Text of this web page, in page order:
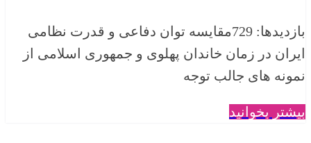
بازدیدها: 729مقایسه توان دفاعی و قدرت نظامی
ایران در زمان خاندان پهلوی و جمهوری اسلامی از
نمونه های جالب توجه
بیشتر بخوانید